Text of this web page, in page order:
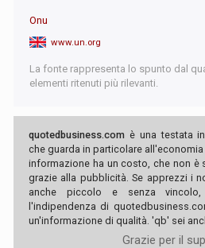
Onu
www.un.org
La fonte rappresenta lo spunto dal
elementi ritenuti più rilevanti.
quotedbusiness.com è una testata
che guarda in particolare
informazione ha un costo, che non è
grazie alla pubblicità. Se apprezzi i
anche piccolo e senza
l'indipendenza di
un'informazione di qualità. 'qb' sei
Grazie per il